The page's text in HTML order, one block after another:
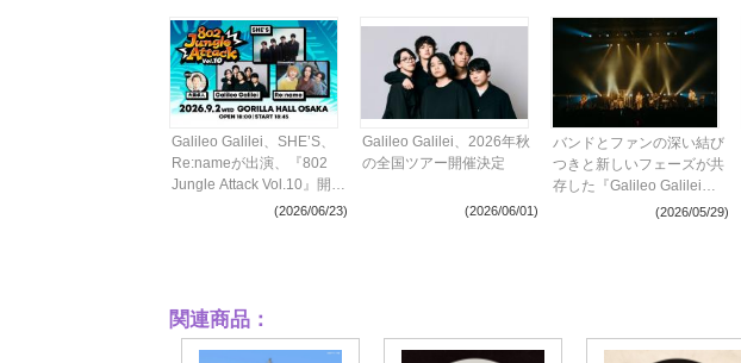
Galileo Galilei、SHE’S、
Re:nameが出演、『802
Jungle Attack Vol.10』開催
(2026/06/23)
Galileo Galilei、2026年秋
の全国ツアー開催決定
(2026/06/01)
バンドとファンの深い結び
つきと新しいフェーズが共
存した『Galileo Galilei
Tour 2026 “NAKED(2026/05/29)
関連商品：